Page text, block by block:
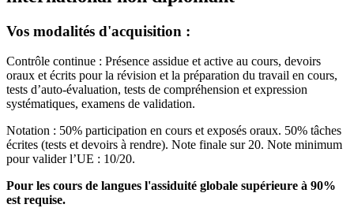
Vos modalités d'acquisition :
Contrôle continue : Présence assidue et active au cours, devoirs
oraux et écrits pour la révision et la préparation du travail en cours,
tests d’auto-évaluation, tests de compréhension et expression
systématiques, examens de validation.
Notation : 50% participation en cours et exposés oraux. 50% tâches
écrites (tests et devoirs à rendre). Note finale sur 20. Note minimum
pour valider l’UE : 10/20.
Pour les cours de langues l'assiduité globale supérieure à 90%
est requise.